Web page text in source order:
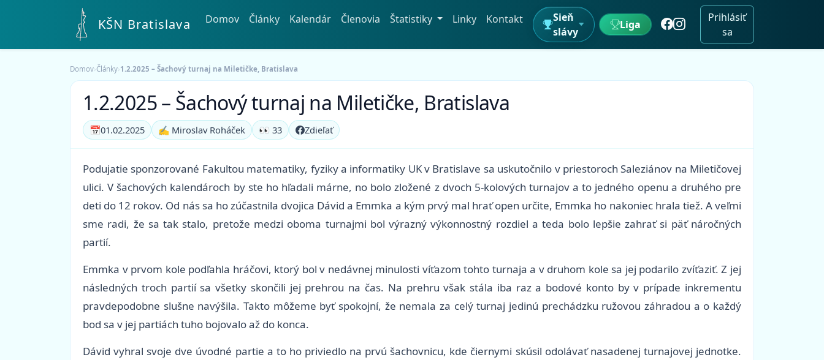
KŠN Bratislava Domov Články Kalendár Členovia Štatistiky Linky Kontakt
Sieň
slávy
Liga
Prihlásiť
sa
Domov›Články›1.2.2025 – Šachový turnaj na Miletičke, Bratislava
1.2.2025 – Šachový turnaj na Miletičke, Bratislava
📅01.02.2025 ✍️ Miroslav Roháček 👀 33 Zdieľať
Podujatie sponzorované Fakultou matematiky, fyziky a informatiky UK v Bratislave sa uskutočnilo v priestoroch Saleziánov na Miletičovej
ulici. V šachových kalendároch by ste ho hľadali márne, no bolo zložené z dvoch 5-kolových turnajov a to jedného openu a druhého pre
deti do 12 rokov. Od nás sa ho zúčastnila dvojica Dávid a Emmka a kým prvý mal hrať open určite, Emmka ho nakoniec hrala tiež. A veľmi
sme radi, že sa tak stalo, pretože medzi oboma turnajmi bol výrazný výkonnostný rozdiel a teda bolo lepšie zahrať si päť náročných
partií.
Emmka v prvom kole podľahla hráčovi, ktorý bol v nedávnej minulosti víťazom tohto turnaja a v druhom kole sa jej podarilo zvíťaziť. Z jej
následných troch partií sa všetky skončili jej prehrou na čas. Na prehru však stála iba raz a bodové konto by v prípade inkrementu
pravdepodobne slušne navýšila. Takto môžeme byť spokojní, že nemala za celý turnaj jedinú prechádzku ružovou záhradou a o každý
bod sa v jej partiách tuho bojovalo až do konca.
Dávid vyhral svoje dve úvodné partie a to ho priviedlo na prvú šachovnicu, kde čiernymi skúsil odolávať nasadenej turnajovej jednotke.